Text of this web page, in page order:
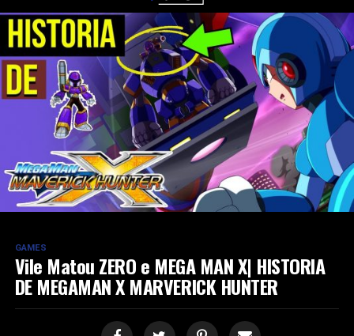
GAMES
Vile Matou ZERO e MEGA MAN X| HISTORIA
DE MEGAMAN X MARVERICK HUNTER